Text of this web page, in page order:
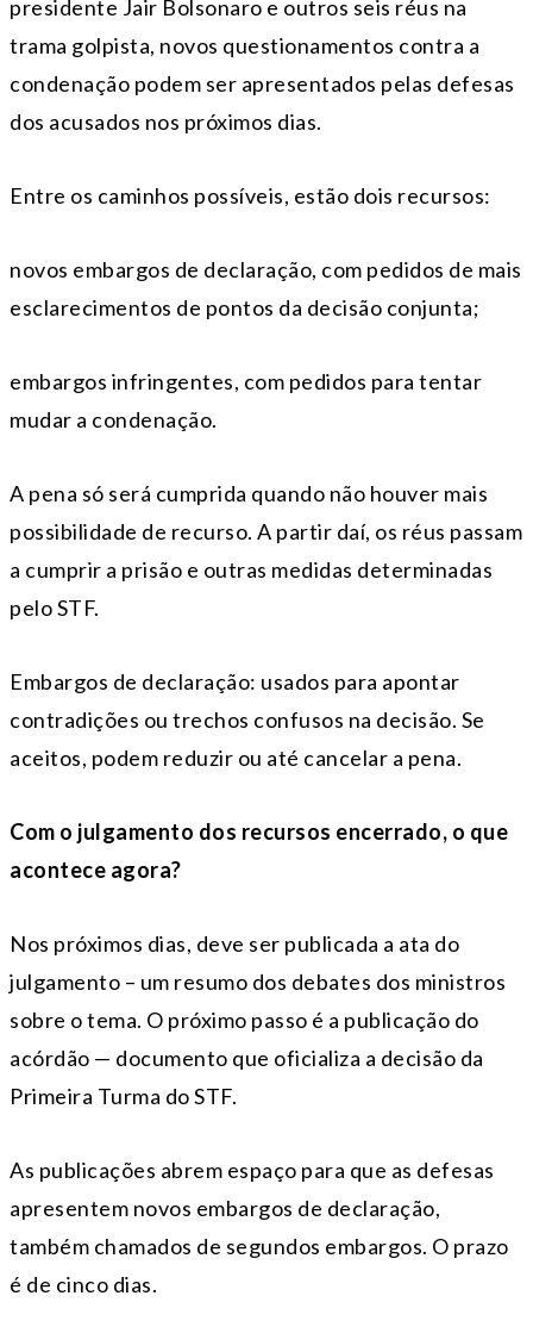
presidente Jair Bolsonaro e outros seis réus na
trama golpista, novos questionamentos contra a
condenação podem ser apresentados pelas defesas
dos acusados nos próximos dias.
Entre os caminhos possíveis, estão dois recursos:
novos embargos de declaração, com pedidos de mais
esclarecimentos de pontos da decisão conjunta;
embargos infringentes, com pedidos para tentar
mudar a condenação.
A pena só será cumprida quando não houver mais
possibilidade de recurso. A partir daí, os réus passam
a cumprir a prisão e outras medidas determinadas
pelo STF.
Embargos de declaração: usados para apontar
contradições ou trechos confusos na decisão. Se
aceitos, podem reduzir ou até cancelar a pena.
Com o julgamento dos recursos encerrado, o que
acontece agora?
Nos próximos dias, deve ser publicada a ata do
julgamento – um resumo dos debates dos ministros
sobre o tema. O próximo passo é a publicação do
acórdão — documento que oficializa a decisão da
Primeira Turma do STF.
As publicações abrem espaço para que as defesas
apresentem novos embargos de declaração,
também chamados de segundos embargos. O prazo
é de cinco dias.